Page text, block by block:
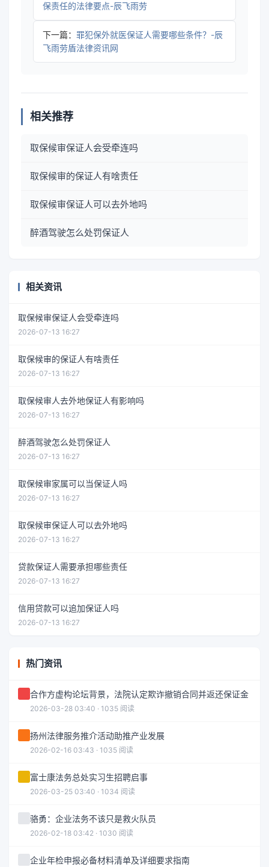
保责任的法律要点-辰飞雨劳
下一篇： 罪犯保外就医保证人需要哪些条件？-辰
飞雨劳盾法律资讯网
相关推荐
取保候审保证人会受牵连吗
取保候审的保证人有啥责任
取保候审保证人可以去外地吗
醉酒驾驶怎么处罚保证人
相关资讯
取保候审保证人会受牵连吗
2026-07-13 16:27
取保候审的保证人有啥责任
2026-07-13 16:27
取保候审人去外地保证人有影响吗
2026-07-13 16:27
醉酒驾驶怎么处罚保证人
2026-07-13 16:27
取保候审家属可以当保证人吗
2026-07-13 16:27
取保候审保证人可以去外地吗
2026-07-13 16:27
贷款保证人需要承担哪些责任
2026-07-13 16:27
信用贷款可以追加保证人吗
2026-07-13 16:27
热门资讯
合作方虚构论坛背景，法院认定欺诈撤销合同并返还保证金
2026-03-28 03:40 · 1035 阅读
扬州法律服务推介活动助推产业发展
2026-02-16 03:43 · 1035 阅读
富士康法务总处实习生招聘启事
2026-03-25 03:40 · 1034 阅读
骆勇：企业法务不该只是救火队员
2026-02-18 03:42 · 1030 阅读
企业年检申报必备材料清单及详细要求指南